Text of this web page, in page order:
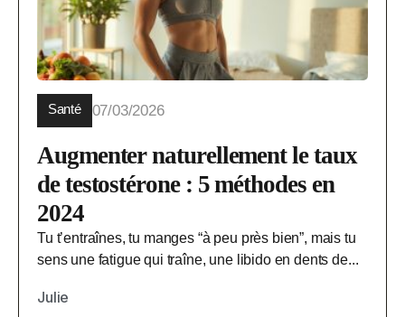
Santé 07/03/2026
Augmenter naturellement le taux
de testostérone : 5 méthodes en
2024
Tu t’entraînes, tu manges “à peu près bien”, mais tu
sens une fatigue qui traîne, une libido en dents de...
Julie